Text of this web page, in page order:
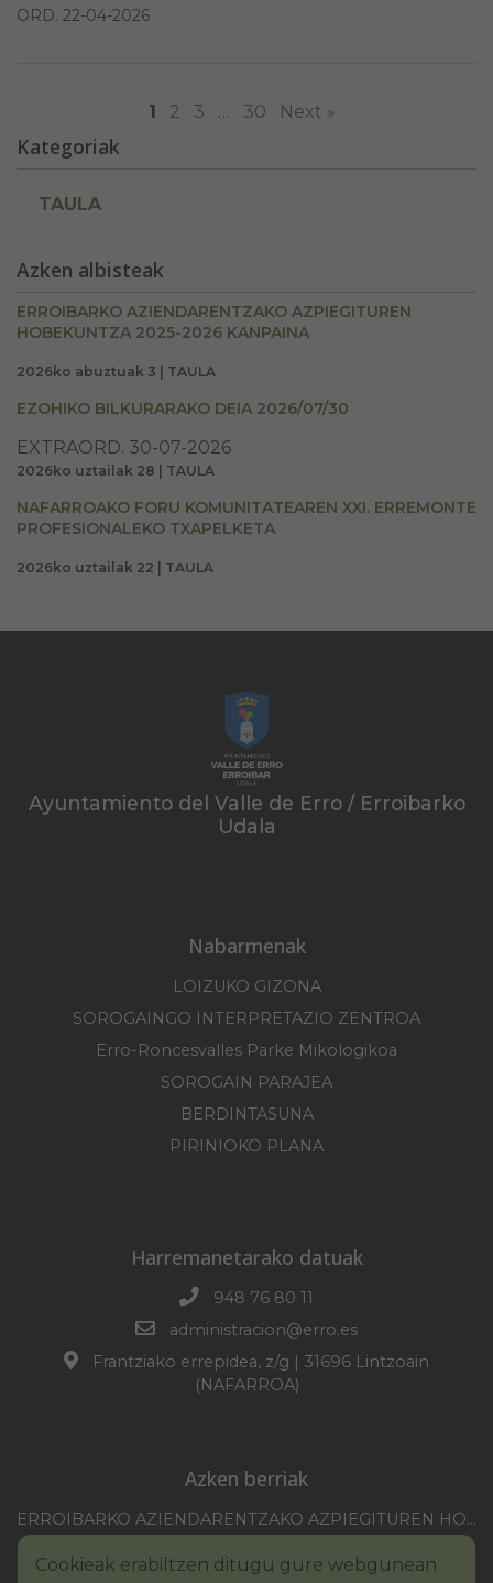
ORD. 22-04-2026
1 2 3 … 30 Next »
Kategoriak
TAULA
Azken albisteak
ERROIBARKO AZIENDARENTZAKO AZPIEGITUREN
HOBEKUNTZA 2025-2026 KANPAINA
2026ko abuztuak 3 | TAULA
EZOHIKO BILKURARAKO DEIA 2026/07/30
EXTRAORD. 30-07-2026
2026ko uztailak 28 | TAULA
NAFARROAKO FORU KOMUNITATEAREN XXI. ERREMONTE
PROFESIONALEKO TXAPELKETA
2026ko uztailak 22 | TAULA
Ayuntamiento del Valle de Erro / Erroibarko
Udala
Nabarmenak
LOIZUKO GIZONA
SOROGAINGO INTERPRETAZIO ZENTROA
Erro-Roncesvalles Parke Mikologikoa
SOROGAIN PARAJEA
BERDINTASUNA
PIRINIOKO PLANA
Harremanetarako datuak
948 76 80 11
administracion@erro.es
Frantziako errepidea, z/g | 31696 Lintzoain
(NAFARROA)
Azken berriak
ERROIBARKO AZIENDARENTZAKO AZPIEGITUREN HOBEKUNTZA 2025-2026 KANPAINA
Cookieak erabiltzen ditugu gure webgunean